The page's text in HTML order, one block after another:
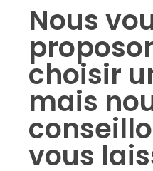
Nous
choisir
mais
vous